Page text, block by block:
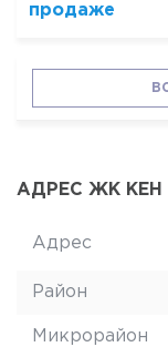
продаже
АДРЕС ЖК КЕН
Адрес
Район
Микрорайон